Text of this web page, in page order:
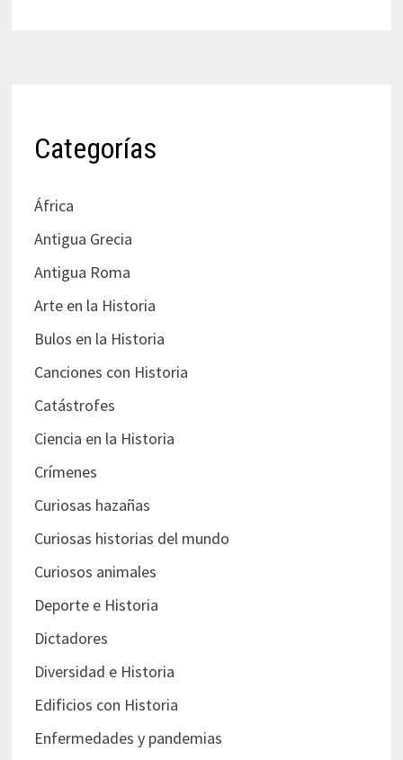
Categorías
África
Antigua Grecia
Antigua Roma
Arte en la Historia
Bulos en la Historia
Canciones con Historia
Catástrofes
Ciencia en la Historia
Crímenes
Curiosas hazañas
Curiosas historias del mundo
Curiosos animales
Deporte e Historia
Dictadores
Diversidad e Historia
Edificios con Historia
Enfermedades y pandemias